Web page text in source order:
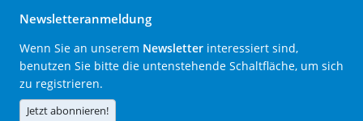
Newsletteranmeldung
Wenn Sie an unserem Newsletter interessiert sind,
benutzen Sie bitte die untenstehende Schaltfläche, um sich
zu registrieren.
Jetzt abonnieren!